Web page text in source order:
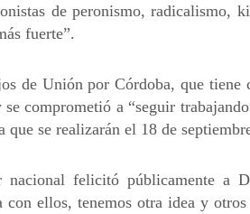
de peronismo, radicalismo,
fuerte”.
de Unión por Córdoba, que
comprometió a “seguir
que se realizarán el 18 de
nacional felicitó públicamente
con ellos, tenemos otra idea y